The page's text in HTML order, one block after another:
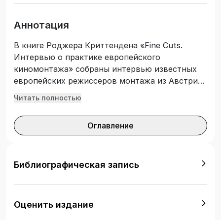
Аннотация
В книге Роджера Криттендена «Fine Cuts.
Интервью о практике европейского
киномонтажа» собраны интервью известных
европейских режиссеров монтажа из Австрии,
Бельгии, Финляндии, Португалии и России. В
например, о звукомонтаже расскажет Ларри
Сайдер, основатель легендарной Школы звука,
(«Искупление»).
Читать полностью
Оглавление
Библиографическая запись
Оценить издание